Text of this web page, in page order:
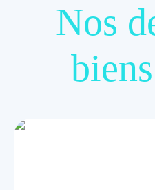
Nos
biens